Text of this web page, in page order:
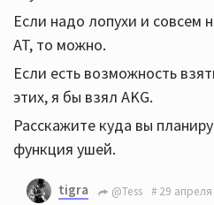
Если надо лопухи и совсем
AT, то можно.
Если есть возможность
этих, я бы взял AKG.
Расскажите куда вы
функция ушей.
tigra @Tess 29